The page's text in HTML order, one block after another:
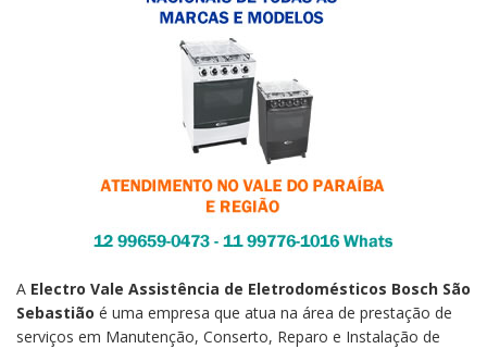
A Electro Vale Assistência de Eletrodomésticos Bosch São
Sebastião é uma empresa que atua na área de prestação de
serviços em Manutenção, Conserto, Reparo e Instalação de